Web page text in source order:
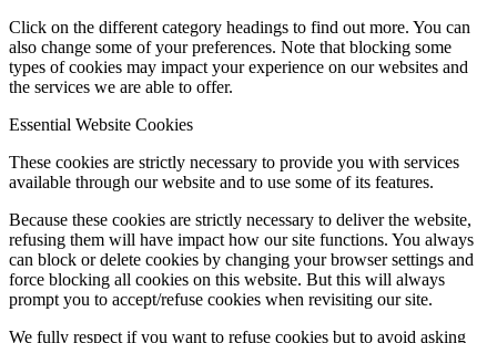
Click on the different category headings to find out more. You can
also change some of your preferences. Note that blocking some
types of cookies may impact your experience on our websites and
the services we are able to offer.
Essential Website Cookies
These cookies are strictly necessary to provide you with services
available through our website and to use some of its features.
Because these cookies are strictly necessary to deliver the website,
refusing them will have impact how our site functions. You always
can block or delete cookies by changing your browser settings and
force blocking all cookies on this website. But this will always
prompt you to accept/refuse cookies when revisiting our site.
We fully respect if you want to refuse cookies but to avoid asking